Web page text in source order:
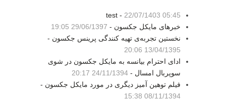
test - 22/07/1403 05:45
خبرهای مایکل جکسون - 29/06/1397 19:05
نخستین تجربه‌ی تهیه کنندگی پرینس جکسون -
13/04/1395 20:06
ادای احترام بیانسه به مایکل جکسون در شوی
سوپربال امسال - 24/11/1394 20:17
فیلم توهین آمیز دیگری در مورد مایکل جکسون -
08/11/1394 15:38